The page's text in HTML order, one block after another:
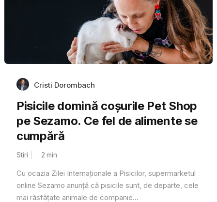
Cristi Dorombach
Pisicile domină coșurile Pet Shop
pe Sezamo. Ce fel de alimente se
cumpără
Stiri 2 min
Cu ocazia Zilei Internaționale a Pisicilor, supermarketul
online Sezamo anunță că pisicile sunt, de departe, cele
mai răsfățate animale de companie...